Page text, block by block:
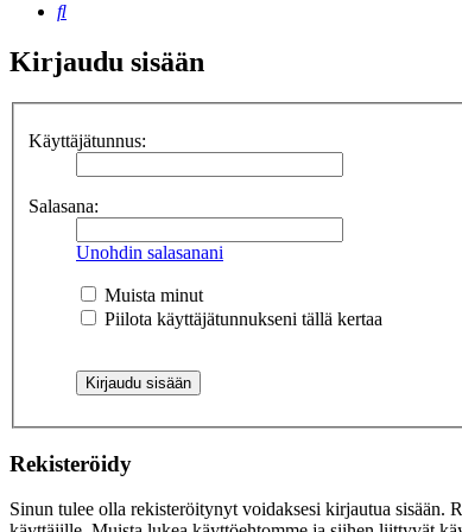
Etsi
Kirjaudu sisään
Käyttäjätunnus:
Salasana:
Unohdin salasanani
Muista minut
Piilota käyttäjätunnukseni tällä kertaa
Rekisteröidy
Sinun tulee olla rekisteröitynyt voidaksesi kirjautua sisään.